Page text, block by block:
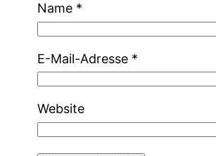
Name *
E-Mail-Adresse *
Website